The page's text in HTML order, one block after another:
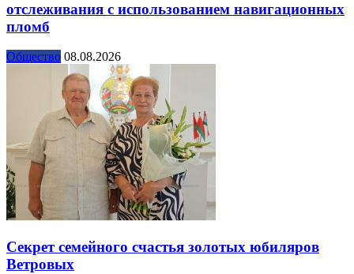
отслеживания с использованием навигационных
пломб
Общество 08.08.2026
Секрет семейного счастья золотых юбиляров
Ветровых